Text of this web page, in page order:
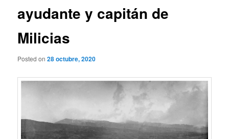
ayudante y capitán de
Milicias
Posted on28 octubre, 2020